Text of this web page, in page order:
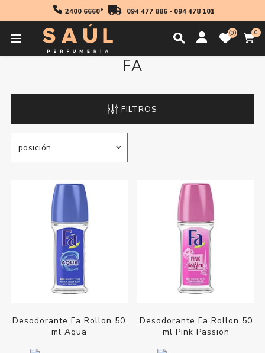
2400 6660* 094 477 886- 094 478 101
0 0
FA
FILTROS
Desodorante Fa Rollon 50
ml Aqua
Desodorante Fa Rollon 50
ml Pink Passion